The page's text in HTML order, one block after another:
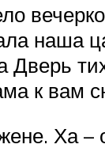
наша
Дверь
к вам
Ха